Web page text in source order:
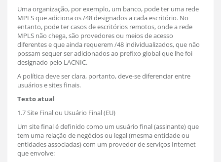
Uma organização, por exemplo, um banco, pode ter uma rede
MPLS que adiciona os /48 designados a cada escritório. No
entanto, pode ter casos de escritórios remotos, onde a rede
MPLS não chega, são provedores ou meios de acesso
diferentes e que ainda requerem /48 individualizados, que não
possam sequer ser adicionados ao prefixo global que lhe foi
designado pelo LACNIC.
A política deve ser clara, portanto, deve-se diferenciar entre
usuários e sites finais.
Texto atual
1.7 Site Final ou Usuário Final (EU)
Um site final é definido como um usuário final (assinante) que
tem uma relação de negócios ou legal (mesma entidade ou
entidades associadas) com um provedor de serviços Internet
que envolve: